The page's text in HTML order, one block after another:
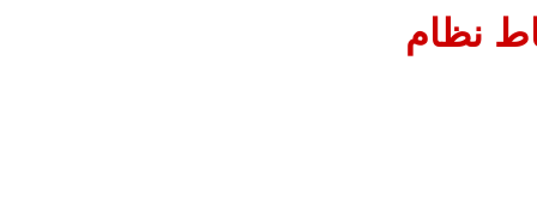
نظام